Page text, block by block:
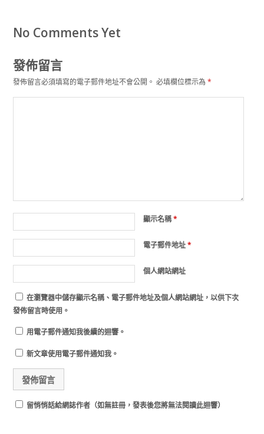
No Comments Yet
發佈留言
發佈留言必須填寫的電子郵件地址不會公開。 必填欄位標示為*
顯示名稱*
電子郵件地址*
個人網站網址
在瀏覽器中儲存顯示名稱、電子郵件地址及個人網站網址，以供下次
發佈留言時使用。
用電子郵件通知我後續的迴響。
新文章使用電子郵件通知我。
留悄悄話給網誌作者（如無註冊，發表後您將無法閱讀此迴響）